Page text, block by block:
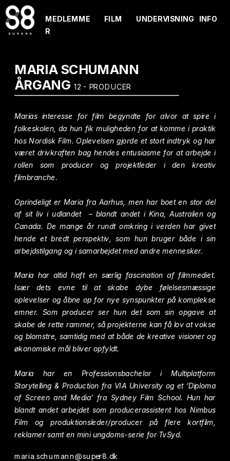
UNDERVISNING
MEDLEMME
R
MARIA SCHUMANN
ÅRGANG 12 - PRODUCER
Marias interesse for film begyndte for alvor at spire i
folkeskolen, da hun fik muligheden for at komme i praktik
hos Nordisk Film. Oplevelsen gjorde et stort indtryk og har
været drivkraften bag hendes entusiasme for at arbejde i
rollen som producer og projektleder i den kreativ
filmbranche.
Oprindeligt er Maria fra Aarhus, men har boet en stor del
af sit liv i udlandet  – blandt andet i Kina, Australien og
Canada. De mange år rundt omkring i verden har givet
hende et bredt perspektiv, som hun bruger både i sin
arbejdstilgang og i samarbejdet med andre mennesker.
Maria har altid haft en særlig fascination af filmmediet.
Især dets evne til at skabe dybe følelsesmæssige
oplevelser og åbne op for nye synspunkter på komplekse
emner. Som producer ser hun det som sin opgave at
skabe de rette rammer, så projekterne kan få lov at vokse
og blomstre, samtidig med at både de kreative visioner og
økonomiske mål bliver opfyldt.
Maria har en Professionsbachelor i Multiplatform
Storytelling & Production fra VIA University og et ‘Diploma
of Screen and Media’ fra Sydney Film School. Hun har
blandt andet arbejdet som producerassistent hos Nimbus
Film og produktionsleder/producer på flere kortfilm,
reklamer samt en mini ungdoms-serie for TvSyd.
maria.schumann@super8.dk
INFO
FILM